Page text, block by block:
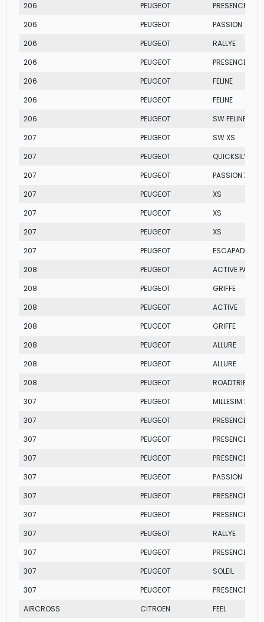
206 PEUGEOT
PRESENCE
206
PEUGEOT
PASSION
206
PEUGEOT
RALLYE
206
PEUGEOT
PRESENCE
206
PEUGEOT
FELINE
206
PEUGEOT
FELINE
206
PEUGEOT
SW FELINE
207
PEUGEOT
SW XS
207
PEUGEOT
QUICKSILVER
207
PEUGEOT
PASSION XS
207
PEUGEOT
XS
207
PEUGEOT
XS
207
PEUGEOT
XS
207
PEUGEOT
ESCAPADE
208
PEUGEOT
ACTIVE PACK
208
PEUGEOT
GRIFFE
208
PEUGEOT
ACTIVE
208
PEUGEOT
GRIFFE
208
PEUGEOT
ALLURE
208
PEUGEOT
ALLURE
208
PEUGEOT
ROADTRIP
307
PEUGEOT
MILLESIM 200
307
PEUGEOT
PRESENCE
307
PEUGEOT
PRESENCE SD
307
PEUGEOT
PRESENCE
307
PEUGEOT
PASSION
307
PEUGEOT
PRESENCE
307
PEUGEOT
PRESENCE
307
PEUGEOT
RALLYE
307
PEUGEOT
PRESENCE
307
PEUGEOT
SOLEIL
307
PEUGEOT
PRESENCE
AIRCROSS
CITROEN
FEEL